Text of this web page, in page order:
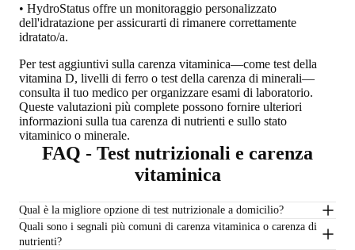
• HydroStatus offre un monitoraggio personalizzato
dell'idratazione per assicurarti di rimanere correttamente
idratato/a.
Per test aggiuntivi sulla carenza vitaminica—come test della
vitamina D, livelli di ferro o test della carenza di minerali—
consulta il tuo medico per organizzare esami di laboratorio.
Queste valutazioni più complete possono fornire ulteriori
informazioni sulla tua carenza di nutrienti e sullo stato
vitaminico o minerale.
FAQ - Test nutrizionali e carenza
vitaminica
Qual è la migliore opzione di test nutrizionale a domicilio?
Quali sono i segnali più comuni di carenza vitaminica o carenza di
nutrienti?